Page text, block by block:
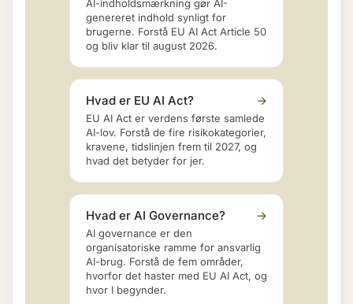
AI-indholdsmærkning gør AI-
genereret indhold synligt for
brugerne. Forstå EU AI Act Article 50
og bliv klar til august 2026.
Hvad er EU AI Act? →
EU AI Act er verdens første samlede
AI-lov. Forstå de fire risikokategorier,
kravene, tidslinjen frem til 2027, og
hvad det betyder for jer.
Hvad er AI Governance? →
AI governance er den
organisatoriske ramme for ansvarlig
AI-brug. Forstå de fem områder,
hvorfor det haster med EU AI Act, og
hvor I begynder.